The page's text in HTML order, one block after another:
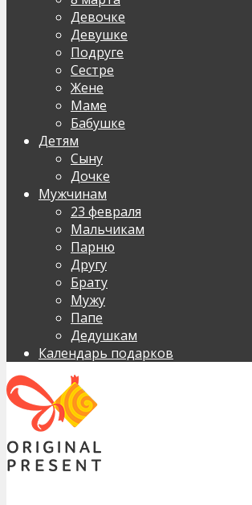
Девочке
Девушке
Подруге
Сестре
Жене
Маме
Бабушке
Детям
Сыну
Дочке
Мужчинам
23 февраля
Мальчикам
Парню
Другу
Брату
Мужу
Папе
Дедушкам
Календарь подарков